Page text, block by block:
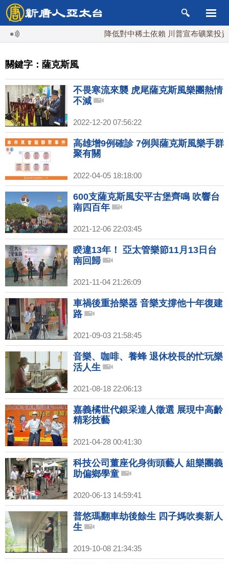
降低對中稀土依賴 川普宣布礦業投資20
關鍵字：薩克斯風
不畏寒流來襲 虎尾薩克斯風樂團熱情
不減
2022-12-20 07:56:22
高雄增9例確診 7例與薩克斯風樂手群
聚有關
2022-04-05 18:18:00
600支薩克斯風安平古堡齊鳴 吹響台
南四百年
2021-12-06 22:03:45
睽違13年！ 亞太管樂節11月13日台
南回歸
2021-11-04 21:26:09
車禍後重拾樂器 音樂支撐他十年復建
路
2021-09-03 21:58:45
音樂、咖啡、養蜂 退休校長的忙玩樂
活人生
2021-08-18 22:06:13
嘉義橘世代銀采達人徵選 展現中高齡
精彩技藝
2021-04-28 00:41:30
科技公司董座化身街頭藝人 組樂團義
助偏鄉學童
2020-06-13 14:59:41
普悠瑪翻車劫後餘生 四子媽吹奏新人
生
2019-10-08 21:34:35